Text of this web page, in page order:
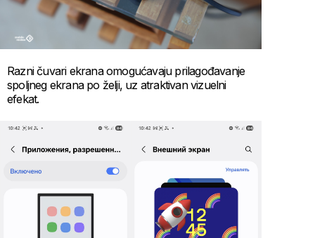
Razni čuvari ekrana omogućavaju prilagođavanje
spoljneg ekrana po želji, uz atraktivan vizuelni
efekat.